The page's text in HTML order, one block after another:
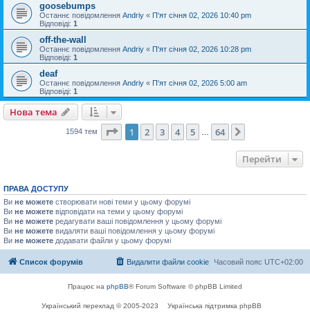
goosebumps
Останнє повідомлення Andriy « П'ят січня 02, 2026 10:40 pm
Відповіді: 1
off-the-wall
Останнє повідомлення Andriy « П'ят січня 02, 2026 10:28 pm
Відповіді: 1
deaf
Останнє повідомлення Andriy « П'ят січня 02, 2026 5:00 am
Відповіді: 1
Нова тема
1594 тем Сторінка1 64
1 2 3 4 5 64
Перейти
ПРАВА ДОСТУПУ
Ви не можете створювати нові теми у цьому форумі
Ви не можете відповідати на теми у цьому форумі
Ви не можете редагувати ваші повідомлення у цьому форумі
Ви не можете видаляти ваші повідомлення у цьому форумі
Ви не можете додавати файли у цьому форумі
Список форумів Часовий пояс UTC+02:00
Видалити файли cookie
Працює на phpBB® Forum Software © phpBB Limited
Український переклад © 2005-2023 Українська підтримка phpBB